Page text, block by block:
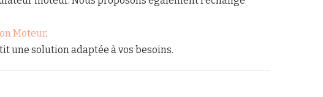
Moteur.
une solution adaptée à vos besoins.